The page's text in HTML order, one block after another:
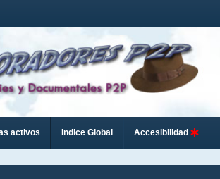
activos Indice Global Accesibilidad